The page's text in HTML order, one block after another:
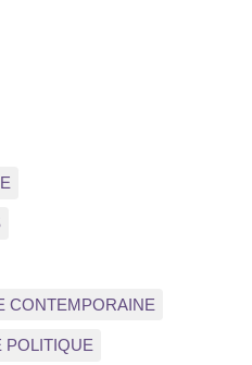
CONTEMPORAINE
POLITIQUE